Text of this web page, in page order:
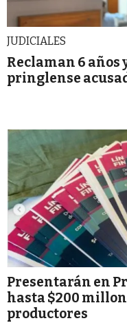
JUDICIALES
Reclaman 6 años
pringlense
Presentarán en
hasta $200
productores